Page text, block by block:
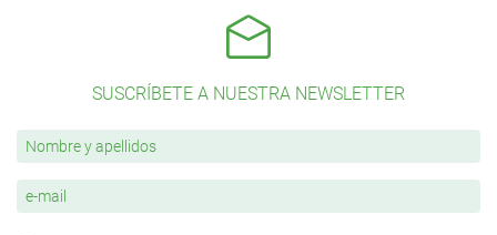
SUSCRÍBETE A NUESTRA NEWSLETTER